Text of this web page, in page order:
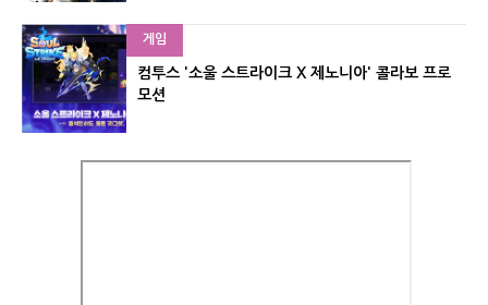
게임
컴투스 '소울 스트라이크 X 제노니아' 콜라보 프로
모션